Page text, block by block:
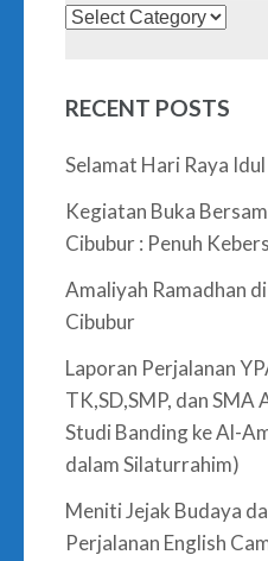
Categories
RECENT POSTS
Selamat Hari Raya
Kegiatan Buka
Cibubur : Penuh
Amaliyah Ramadhan
Cibubur
Laporan Perjalanan
TK,SD,SMP, dan SMA
Studi Banding ke Al-
dalam Silaturrahim)
Meniti Jejak Budaya
Perjalanan English